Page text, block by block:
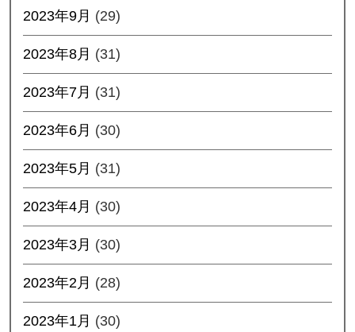
2023年9月 (29)
2023年8月 (31)
2023年7月 (31)
2023年6月 (30)
2023年5月 (31)
2023年4月 (30)
2023年3月 (30)
2023年2月 (28)
2023年1月 (30)